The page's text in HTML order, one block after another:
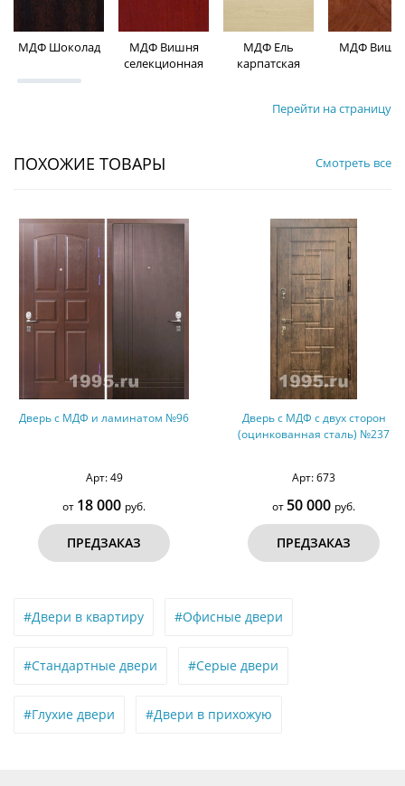
МДФ Шоколад
МДФ Вишня
селекционная
МДФ Ель
карпатская
МДФ
Перейти на страницу
ПОХОЖИЕ ТОВАРЫ Смотреть все
Дверь с МДФ с двух сторон
Арт: 673
от50 000руб.
ПРЕДЗАКАЗ
Трехконтурная дверь с МДФ
с двух сторон № 5
51 000 руб.
от46 000руб.
ПРЕДЗАКАЗ
#Двери в квартиру #Офисные двери
#Стандартные двери #Серые двери
#Глухие двери #Двери в прихожую